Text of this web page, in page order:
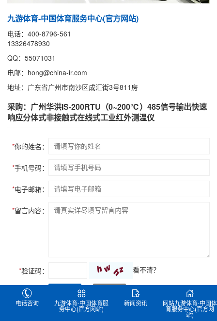
九游体育-中国体育服务中心(官方网站)
电话：400-8796-561
13326478930
QQ：55071031
电邮：hong@china-ir.com
地址：广东省广州市南沙区成汇街3号811房
采购：广州华洪IS-200RTU（0~200℃）485信号输出快速
响应分体式非接触式在线式工业红外测温仪
*你的姓名：
*手机号码：
*电子邮箱：
*留言内容：
*验证码： 看不清？
电话咨询 九游体育-中国体育服
务中心(官方网站)
新闻资讯 网站九游体育-中国体
育服务中心(官方网
站)